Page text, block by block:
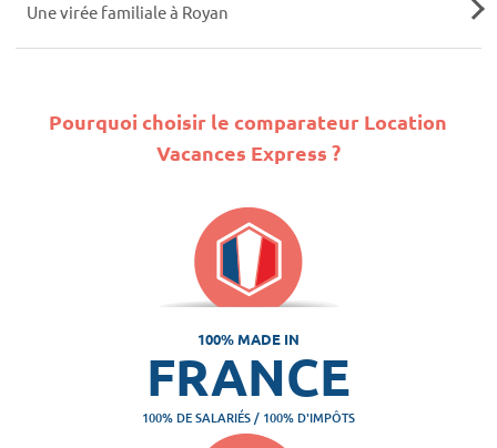
Une virée familiale à Royan
Pourquoi choisir le comparateur Location
Vacances Express ?
100% MADE IN
FRANCE
100% DE SALARIÉS / 100% D'IMPÔTS